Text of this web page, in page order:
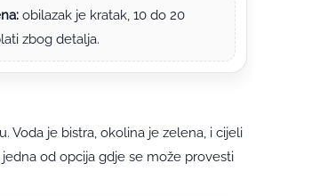
obilazak je kratak, 10 do 20
zbog detalja.
Voda je bistra, okolina je zelena, i cijeli
od opcija gdje se može provesti